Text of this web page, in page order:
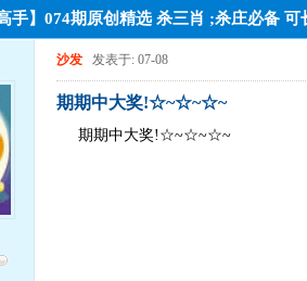
手】074期原创精选 杀三肖 ;杀庄必备 可
沙发 发表于: 07-08
期期中大奖!☆~☆~☆~
期期中大奖!☆~☆~☆~